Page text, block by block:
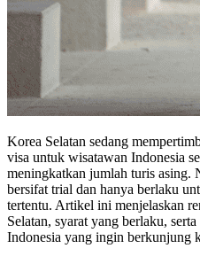
Korea Selatan sedang
visa untuk wisatawan Indonesia
meningkatkan jumlah turis asing.
bersifat trial dan hanya berlaku
tertentu. Artikel ini menjelaskan
Selatan, syarat yang berlaku,
Indonesia yang ingin berkunjung